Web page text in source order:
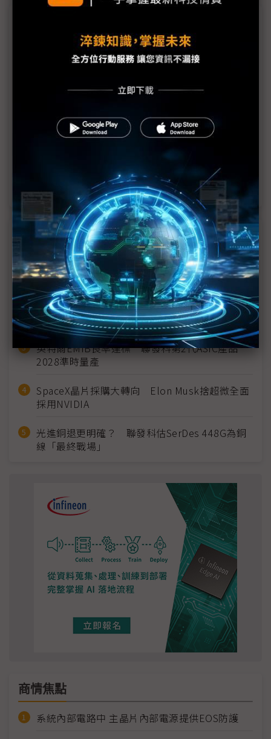
川普鋼鐵關稅衝擊車廠 現代、起亞在哪生產都不對
川普宣布進口鋼鋁全面徵收25%關稅 汽車、半導體
川普：將對全球各國徵收25%鋼、鋁關稅
近７天熱門報導
MLCC訂單過熱、出貨比創高 村田示警全球AI基
建熱潮將趨緩
2027全年記憶體產能提前售罄 買家「祕而不
宣」只怕買不夠
英特爾EMIB良率達標 聯發科第2代ASIC產品
2028準時量產
SpaceX晶片採購大轉向 Elon Musk捨超微全面
採用NVIDIA
光進銅退更明確？ 聯發科估SerDes 448G為銅
線「最終戰場」
商情焦點
系統內部電路中 主晶片內部電源提供EOS防護